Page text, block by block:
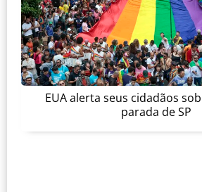
EUA alerta seus cidadãos
parada de SP